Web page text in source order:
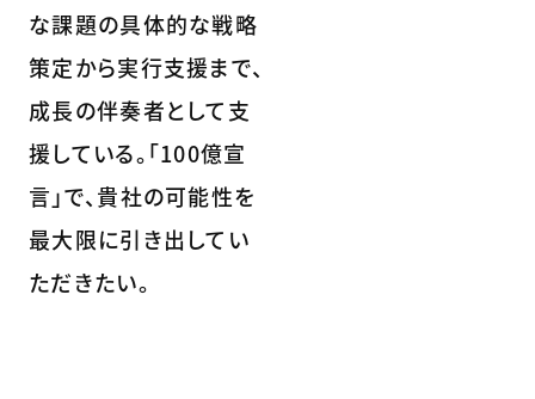
な課題の具体的な戦略
策定から実行支援まで、
成長の伴奏者として支
援している。「100億宣
言」で、貴社の可能性を
最大限に引き出してい
ただきたい。